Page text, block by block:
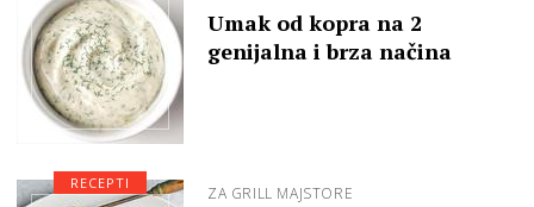
Umak od kopra na 2
genijalna i brza načina
ZA GRILL MAJSTORE
RECEPTI